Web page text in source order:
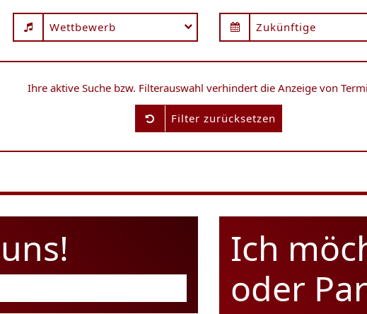
Ingelheim
Wettbewerb Zukünftige
Ihre aktive Suche bzw. Filterauswahl verhindert die Anzeige von
Filter zurücksetzen
Ich
oder